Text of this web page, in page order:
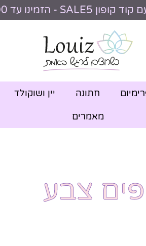
חתונה יין ושוקולד
מאמרים
צבע